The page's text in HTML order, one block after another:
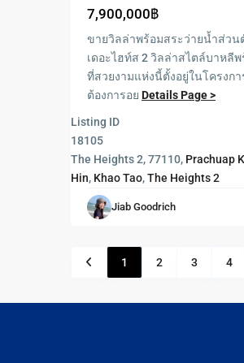
7,900,000฿
ขายวิลล่าพร้อมสระว่ายน้ำส่วน
เดอะไฮท์ส 2 วิลล่าสไตล์บาหลี
ที่สวยงามแห่งนี้ตั้งอยู่ในโครงก
ต้องการอย Details Page >
Listing ID
18105
The Heights 2, 77110, Prachuap
Hin, Khao Tao,The Heights 2
Jiab Goodrich
1 2 3 4